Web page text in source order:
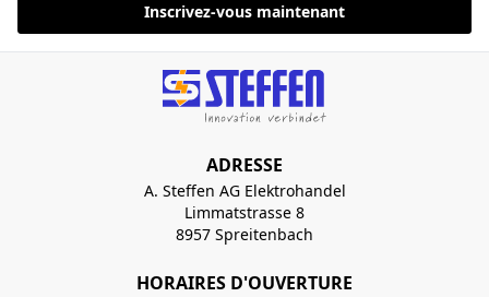
Inscrivez-vous maintenant
ADRESSE
A. Steffen AG Elektrohandel
Limmatstrasse 8
8957 Spreitenbach
HORAIRES D'OUVERTURE